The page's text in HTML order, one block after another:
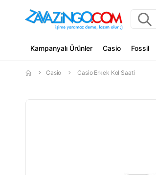
Kampanyalı Ürünler Casio Fossil
Casio Casio Erkek Kol Saati